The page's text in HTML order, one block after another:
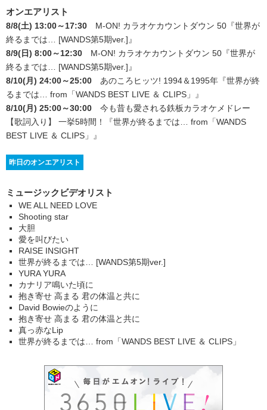
オンエアリスト
8/8(土) 13:00～17:30 M-ON! カラオケカウントダウン 50 『世界が
終るまでは… [WANDS第5期ver.]』
8/9(日) 8:00～12:30
M-ON! カラオケカウントダウン 50 『世界が
終るまでは… [WANDS第5期ver.]』
8/10(月) 24:00～25:00
あのころヒッツ! 1994＆1995年 『世界が終
るまでは… from「WANDS BEST LIVE ＆ CLIPS」』
8/10(月) 25:00～30:00
今も昔も愛される鉄板カラオケメドレー
【歌詞入り】 一挙5時間！
『世界が終るまでは… from「WANDS
BEST LIVE ＆ CLIPS」』
昨日のオンエアリスト
ミュージックビデオリスト
WE ALL NEED LOVE
Shooting star
大胆
愛を叫びたい
RAISE INSIGHT
世界が終るまでは… [WANDS第5期ver.]
YURA YURA
カナリア鳴いた頃に
抱き寄せ 高まる 君の体温と共に
David Bowieのように
抱き寄せ 高まる 君の体温と共に
真っ赤なLip
世界が終るまでは… from「WANDS BEST LIVE ＆ CLIPS」